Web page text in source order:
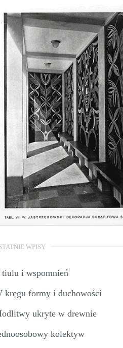
WPISY
tiulu i wspomnień
kręgu formy i duchowości
ukryte w drewnie
kolektyw